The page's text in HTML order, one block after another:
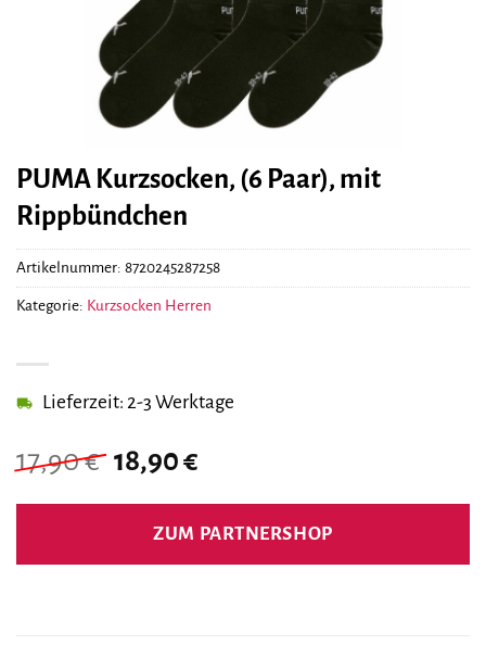
PUMA Kurzsocken, (6 Paar), mit
Rippbündchen
17,90€ Ursprünglicher
war:
18,90€Aktueller
ist:
Lieferzeit: 2-3 Werktage
ZUM PARTNERSHOP
Artikelnummer: 8720245287258
Kategorie: Kurzsocken Herren